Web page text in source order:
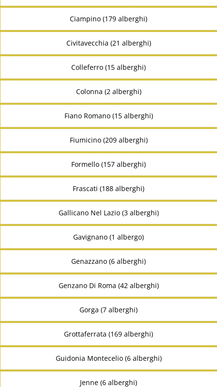
Ciampino (179 alberghi)
Civitavecchia (21 alberghi)
Colleferro (15 alberghi)
Colonna (2 alberghi)
Fiano Romano (15 alberghi)
Fiumicino (209 alberghi)
Formello (157 alberghi)
Frascati (188 alberghi)
Gallicano Nel Lazio (3 alberghi)
Gavignano (1 albergo)
Genazzano (6 alberghi)
Genzano Di Roma (42 alberghi)
Gorga (7 alberghi)
Grottaferrata (169 alberghi)
Guidonia Montecelio (6 alberghi)
Jenne (6 alberghi)